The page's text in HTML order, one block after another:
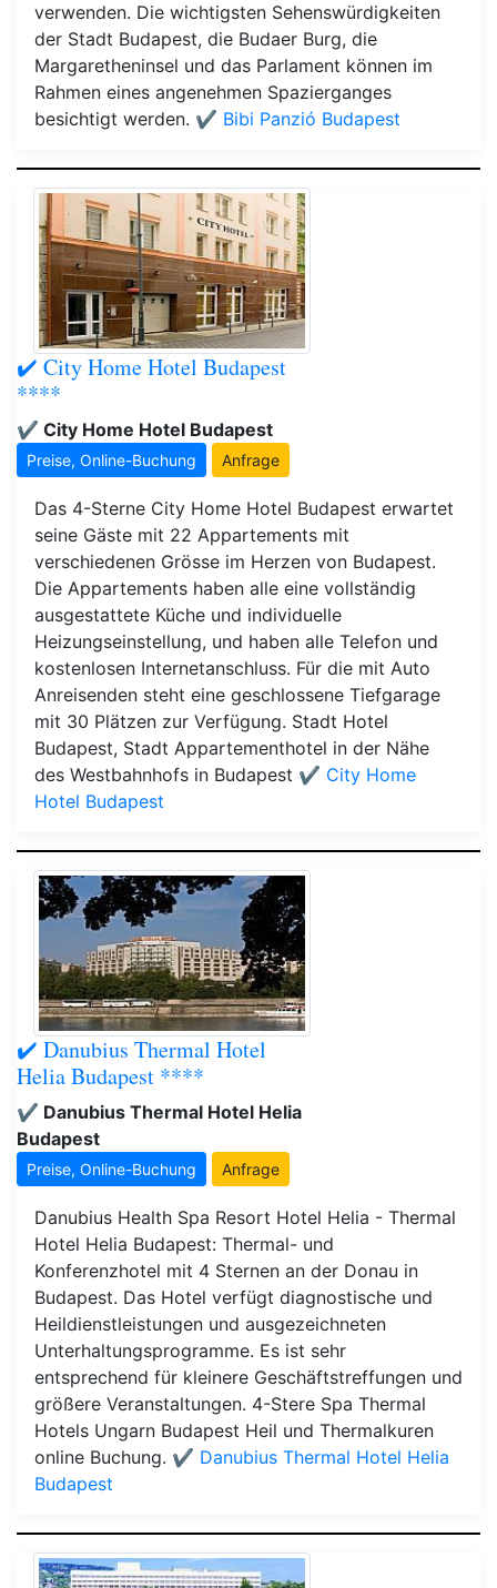
verwenden. Die wichtigsten Sehenswürdigkeiten
der Stadt Budapest, die Budaer Burg, die
Margaretheninsel und das Parlament können im
Rahmen eines angenehmen Spazierganges
besichtigt werden. ✔️ Bibi Panzió Budapest
✔️ City Home Hotel Budapest
****
✔️ City Home Hotel Budapest
Preise, Online-Buchung Anfrage
Das 4-Sterne City Home Hotel Budapest erwartet
seine Gäste mit 22 Appartements mit
verschiedenen Grösse im Herzen von Budapest.
Die Appartements haben alle eine vollständig
ausgestattete Küche und individuelle
Heizungseinstellung, und haben alle Telefon und
kostenlosen Internetanschluss. Für die mit Auto
Anreisenden steht eine geschlossene Tiefgarage
mit 30 Plätzen zur Verfügung. Stadt Hotel
Budapest, Stadt Appartementhotel in der Nähe
des Westbahnhofs in Budapest ✔️ City Home
Hotel Budapest
✔️ Danubius Thermal Hotel
Helia Budapest ****
✔️ Danubius Thermal Hotel Helia
Budapest
Preise, Online-Buchung Anfrage
Danubius Health Spa Resort Hotel Helia - Thermal
Hotel Helia Budapest: Thermal- und
Konferenzhotel mit 4 Sternen an der Donau in
Budapest. Das Hotel verfügt diagnostische und
Heildienstleistungen und ausgezeichneten
Unterhaltungsprogramme. Es ist sehr
entsprechend für kleinere Geschäftstreffungen und
größere Veranstaltungen. 4-Stere Spa Thermal
Hotels Ungarn Budapest Heil und Thermalkuren
online Buchung. ✔️ Danubius Thermal Hotel Helia
Budapest